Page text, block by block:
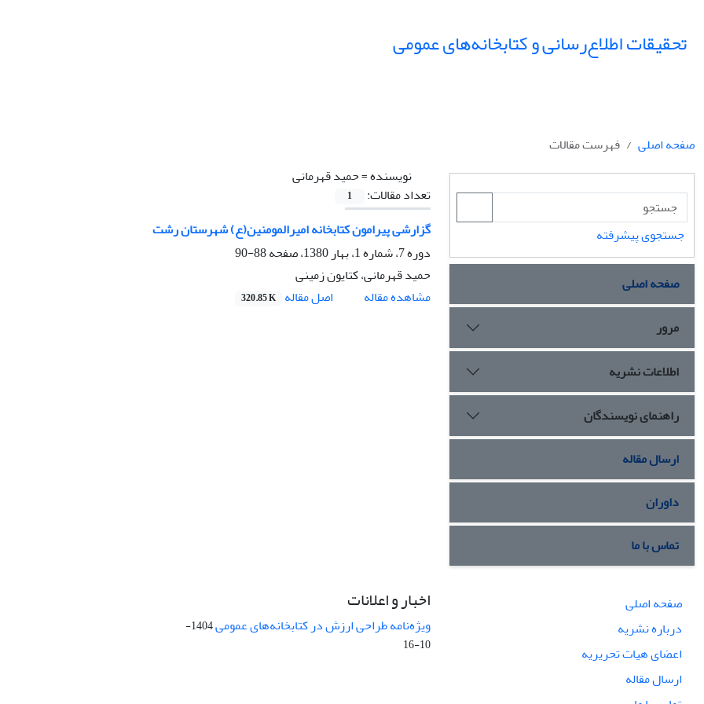
تحقیقات اطلاع‌رسانی و کتابخانه‌های عمومی
صفحه اصلی
فهرست مقالات
نویسنده =حمید قهرمانی
تعداد مقالات:
1
گزارشی پیرامون کتابخانه امیرالمومنین(ع) شهرستان رشت
دوره 7، شماره 1، بهار 1380، صفحه
88-90
حمید قهرمانی، کتایون زمینی
مشاهده مقاله
اصل مقاله 320.85 K
جستجوی پیشرفته
صفحه اصلی
مرور
اطلاعات نشریه
راهنمای نویسندگان
ارسال مقاله
داوران
تماس با ما
صفحه اصلی
درباره نشریه
اعضای هیات تحریریه
ارسال مقاله
اخبار و اعلانات
ویژه‌نامه طراحی ارزش در کتابخانه‌های عمومی
1404-
10-16